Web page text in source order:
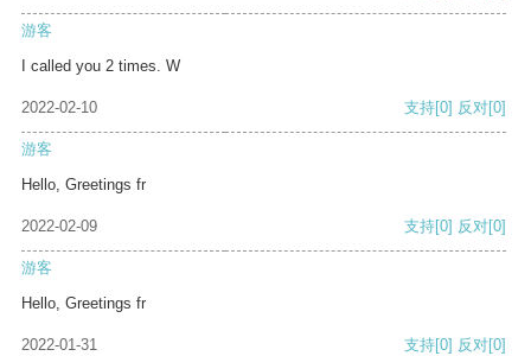
游客
I called you 2 times. W
2022-02-10 支持[0] 反对[0]
游客
Hello, Greetings fr
2022-02-09 支持[0] 反对[0]
游客
Hello, Greetings fr
2022-01-31 支持[0] 反对[0]